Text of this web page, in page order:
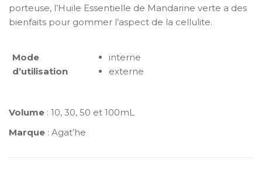
porteuse, l’Huile Essentielle de Mandarine verte a des
bienfaits pour gommer l’aspect de la cellulite.
Mode
d’utilisation
interne
externe
Volume : 10, 30, 50 et 100mL
Marque : Agat’he